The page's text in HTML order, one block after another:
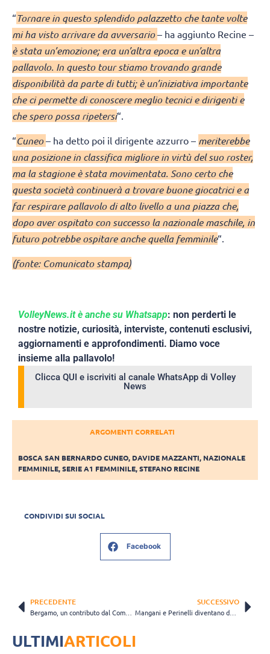
“Tornare in questo splendido palazzetto che tante volte
mi ha visto arrivare da avversario– ha aggiunto Recine –
è stata un’emozione; era un’altra epoca e un’altra
pallavolo. In questo tour stiamo trovando grande
disponibilità da parte di tutti; è un’iniziativa importante
che ci permette di conoscere meglio tecnici e dirigenti e
che spero possa ripetersi“.
“Cuneo– ha detto poi il dirigente azzurro – meriterebbe
una posizione in classifica migliore in virtù del suo roster,
ma la stagione è stata movimentata. Sono certo che
questa società continuerà a trovare buone giocatrici e a
far respirare pallavolo di alto livello a una piazza che,
dopo aver ospitato con successo la nazionale maschile, in
futuro potrebbe ospitare anche quella femminile“.
(fonte: Comunicato stampa)
VolleyNews.it è anche su Whatsapp: non perderti le
nostre notizie, curiosità, interviste, contenuti esclusivi,
aggiornamenti e approfondimenti. Diamo voce
insieme alla pallavolo!
Clicca QUI e iscriviti al canale WhatsApp di Volley
News
ARGOMENTI CORRELATI
BOSCA SAN BERNARDO CUNEO, DAVIDE MAZZANTI, NAZIONALE
FEMMINILE,SERIE A1 FEMMINILE,STEFANO RECINE
CONDIVIDI SUI SOCIAL
Facebook
PRECEDENTE SUCCESSIVO
Mangani e Perinelli diventano dottoresse: la serie di laureate si allunga
ULTIMIARTICOLI